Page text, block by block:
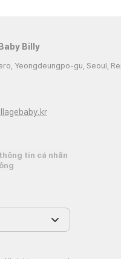
Billy
Yeongdeungpo-gu, Seoul,
tin cá nhân